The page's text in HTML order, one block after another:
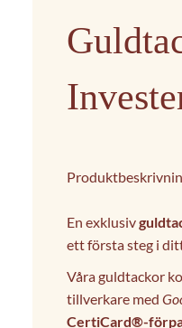
En exklusiv
ett första steg i
Våra guldtackor
tillverkare med
CertiCard®-